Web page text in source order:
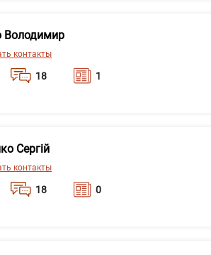
Володимир
контакты
18 1
Сергій
контакты
18 0